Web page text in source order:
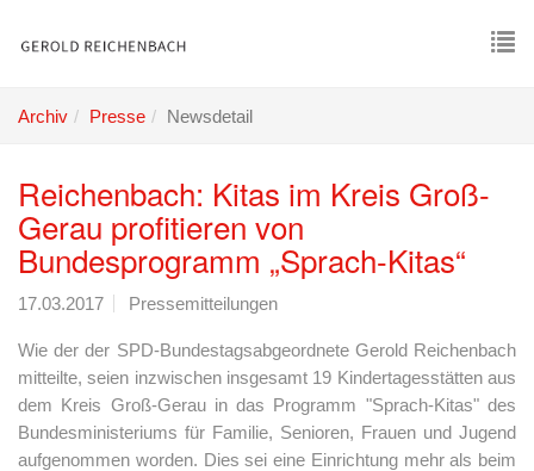
Archiv Presse Newsdetail
Reichenbach: Kitas im Kreis Groß-
Gerau profitieren von
Bundesprogramm „Sprach-Kitas“
17.03.2017 Pressemitteilungen
Wie der der SPD-Bundestagsabgeordnete Gerold Reichenbach
mitteilte, seien inzwischen insgesamt 19 Kindertagesstätten aus
dem Kreis Groß-Gerau in das Programm "Sprach-Kitas" des
Bundesministeriums für Familie, Senioren, Frauen und Jugend
aufgenommen worden. Dies sei eine Einrichtung mehr als beim